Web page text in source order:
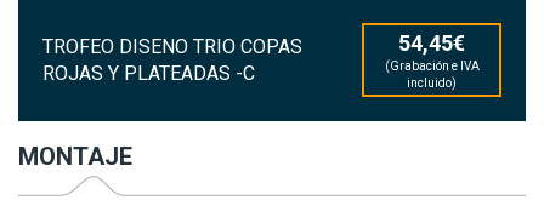
TROFEO DISENO TRIO COPAS
ROJAS Y PLATEADAS -C
54,45€
(Grabación e IVA
incluido)
MONTAJE